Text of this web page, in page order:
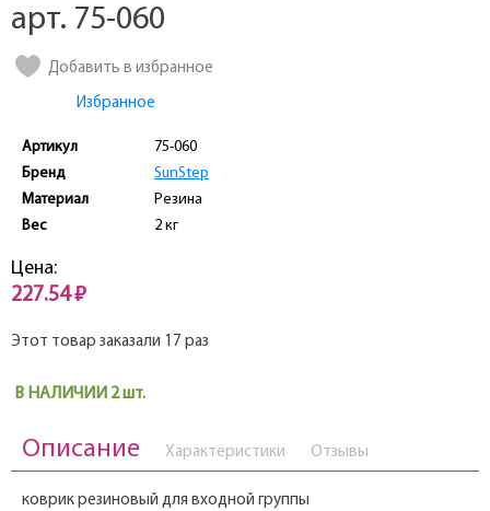
арт. 75-060
Добавить в избранное
Избранное
Артикул
75-060
Бренд
SunStep
Материал
Резина
Вес
2 кг
Цена:
227.54 ₽
Этот товар заказали 17 раз
В НАЛИЧИИ 2 шт.
Описание Характеристики Отзывы
коврик резиновый для входной группы